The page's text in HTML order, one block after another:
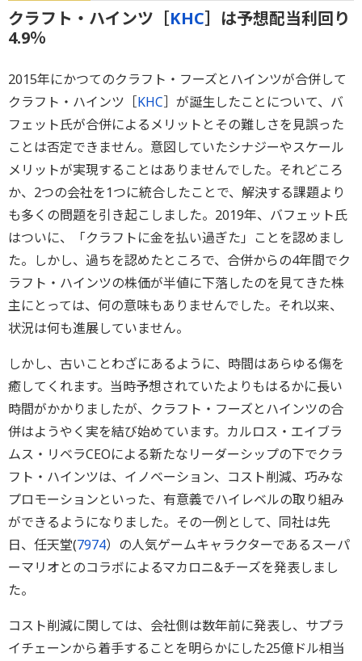
クラフト・ハインツ［KHC］は予想配当利回り
4.9％
2015年にかつてのクラフト・フーズとハインツが合併して
クラフト・ハインツ［KHC］が誕生したことについて、バ
フェット氏が合併によるメリットとその難しさを見誤った
ことは否定できません。意図していたシナジーやスケール
メリットが実現することはありませんでした。それどころ
か、2つの会社を1つに統合したことで、解決する課題より
も多くの問題を引き起こしました。2019年、バフェット氏
はついに、「クラフトに金を払い過ぎた」ことを認めまし
た。しかし、過ちを認めたところで、合併からの4年間でク
ラフト・ハインツの株価が半値に下落したのを見てきた株
主にとっては、何の意味もありませんでした。それ以来、
状況は何も進展していません。
しかし、古いことわざにあるように、時間はあらゆる傷を
癒してくれます。当時予想されていたよりもはるかに長い
時間がかかりましたが、クラフト・フーズとハインツの合
併はようやく実を結び始めています。カルロス・エイブラ
ムス・リベラCEOによる新たなリーダーシップの下でクラ
フト・ハインツは、イノベーション、コスト削減、巧みな
プロモーションといった、有意義でハイレベルの取り組み
ができるようになりました。その一例として、同社は先
日、任天堂(7974）の人気ゲームキャラクターであるスーパ
ーマリオとのコラボによるマカロニ&チーズを発表しまし
た。
コスト削減に関しては、会社側は数年前に発表し、サプラ
イチェーンから着手することを明らかにした25億ドル相当